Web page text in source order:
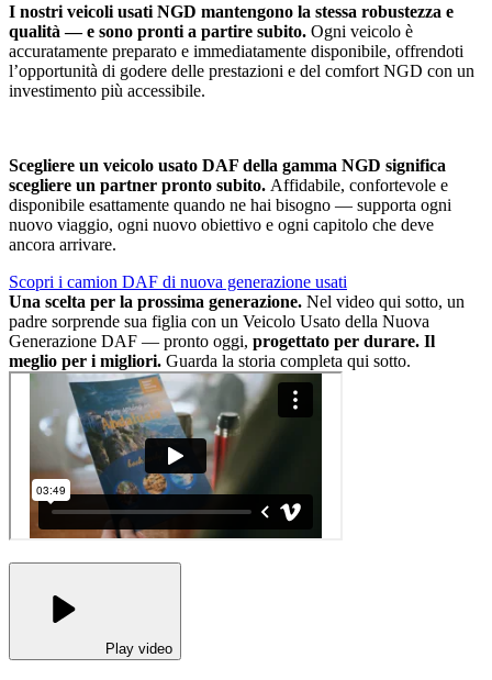
I nostri veicoli usati NGD mantengono la stessa robustezza e
qualità — e sono pronti a partire subito. Ogni veicolo è
accuratamente preparato e immediatamente disponibile, offrendoti
l’opportunità di godere delle prestazioni e del comfort NGD con un
investimento più accessibile.
Scegliere un veicolo usato DAF della gamma NGD significa
scegliere un partner pronto subito. Affidabile, confortevole e
disponibile esattamente quando ne hai bisogno — supporta ogni
nuovo viaggio, ogni nuovo obiettivo e ogni capitolo che deve
ancora arrivare.
Scopri i camion DAF di nuova generazione usati
Una scelta per la prossima generazione. Nel video qui sotto, un
padre sorprende sua figlia con un Veicolo Usato della Nuova
Generazione DAF — pronto oggi, progettato per durare. Il
meglio per i migliori. Guarda la storia completa qui sotto.
Play video